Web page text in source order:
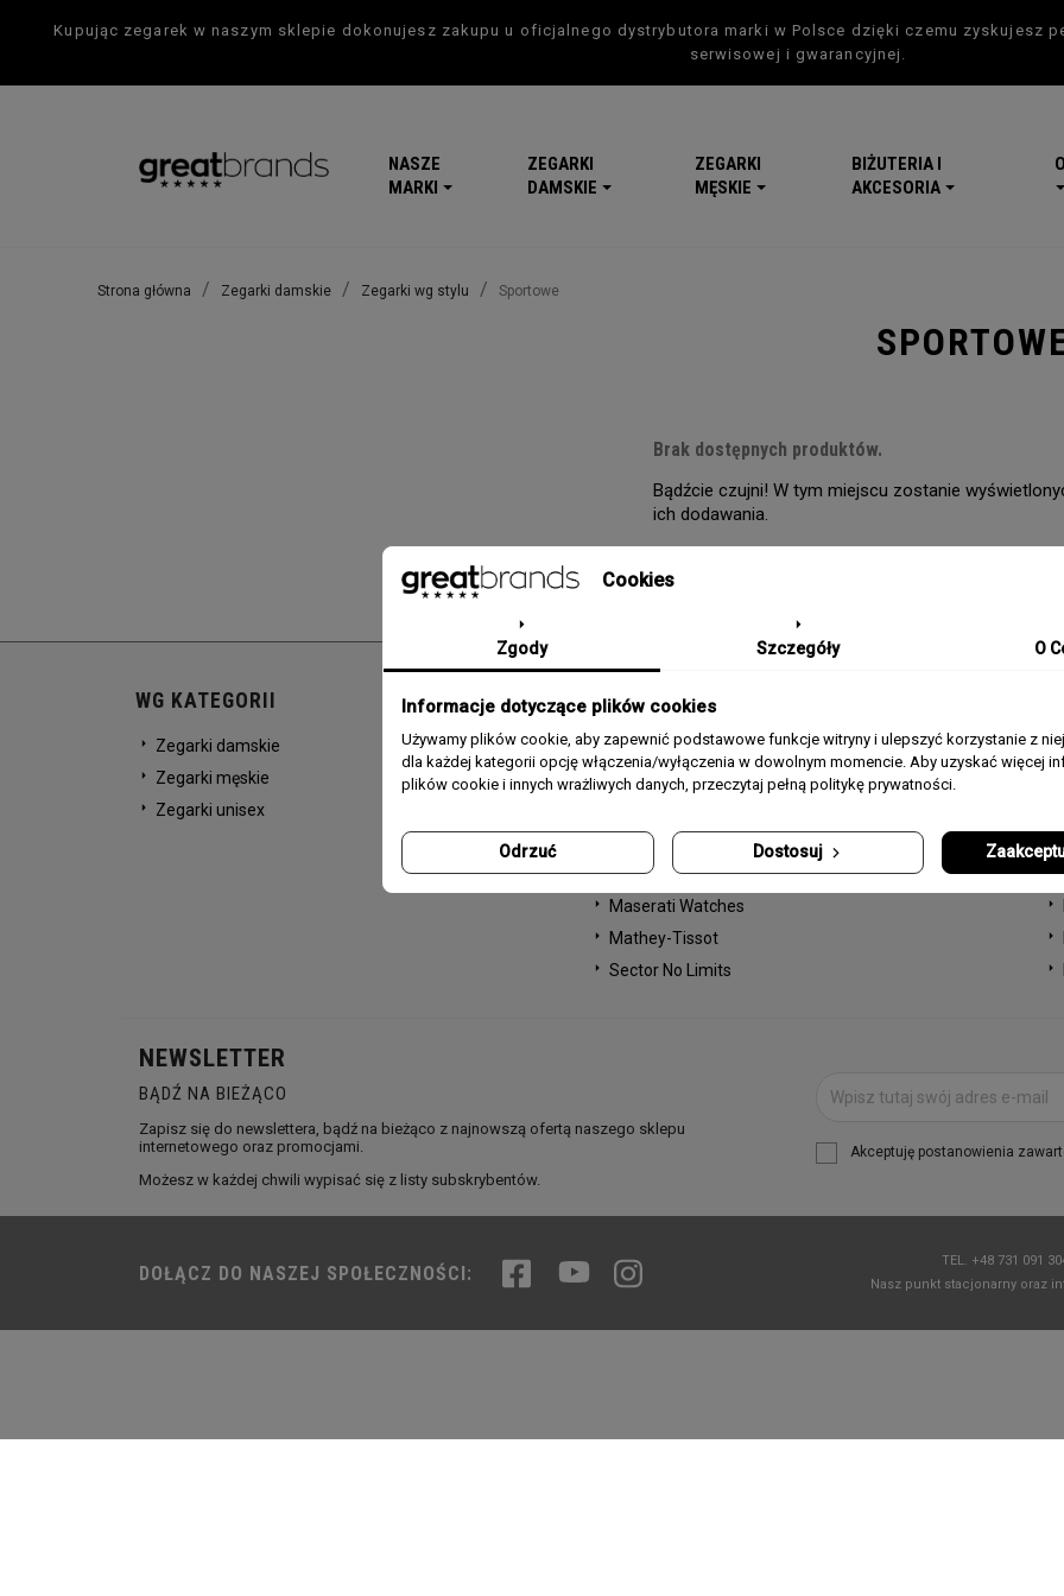
Kupując zegarek w naszym sklepie dokonujesz zakupu u oficjalnego dystrybutora marki w Polsce dzięki czemu zyskujesz
serwisowej i gwarancyjnej.
NASZE
MARKI
ZEGARKI
DAMSKIE
ZEGARKI
MĘSKIE
BIŻUTERIA I
AKCESORIA
Strona główna Zegarki damskie Zegarki wg stylu Sportowe
Brak dostępnych produktów.
Bądźcie czujni! W tym miejscu zostanie
ich dodawania.
WG KATEGORII
Zegarki damskie
Zegarki męskie
Zegarki unisex
ZEGARKI WG MARKI
Carl von Zeyten
DOXA
Head Watches
Marea Watches
Maserati Watches
Mathey-Tissot
Sector No Limits
Cookies
Zgody Szczegóły O
Informacje dotyczące plików cookies
Używamy plików cookie, aby zapewnić podstawowe funkcje witryny i ulepszyć korzystanie z
dla każdej kategorii opcję włączenia/wyłączenia w dowolnym momencie. Aby uzyskać więcej
plików cookie i innych wrażliwych danych, przeczytaj pełną politykę prywatności.
Odrzuć Dostosuj
NEWSLETTER
BĄDŹ NA BIEŻĄCO
Zapisz się do newslettera, bądź na bieżąco z najnowszą ofertą naszego sklepu
internetowego oraz promocjami.
Możesz w każdej chwili wypisać się z listy subskrybentów.
Akceptuję postanowienia
DOŁĄCZ DO NASZEJ SPOŁECZNOŚCI: FacebookYouTube
TEL. +48 731 091
Nasz punkt stacjonarny oraz